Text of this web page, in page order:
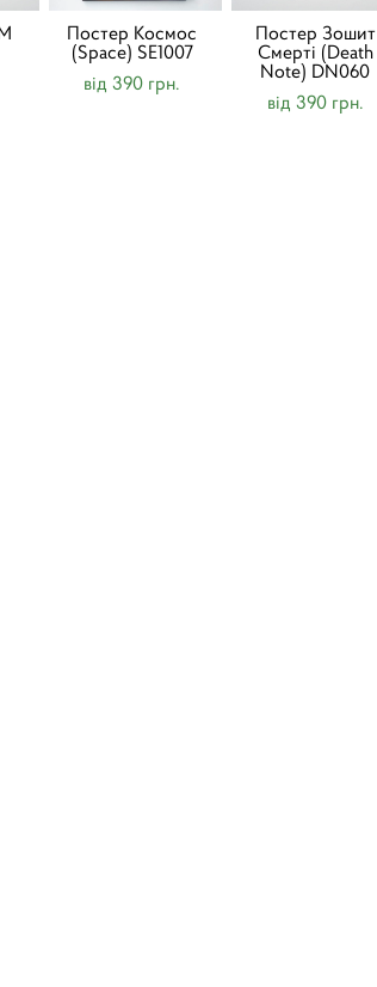
Постер Космос
(Space) SE1007
від 390 грн.
Постер Зошит
Смерті (Death
Note) DN060
від 390 грн.